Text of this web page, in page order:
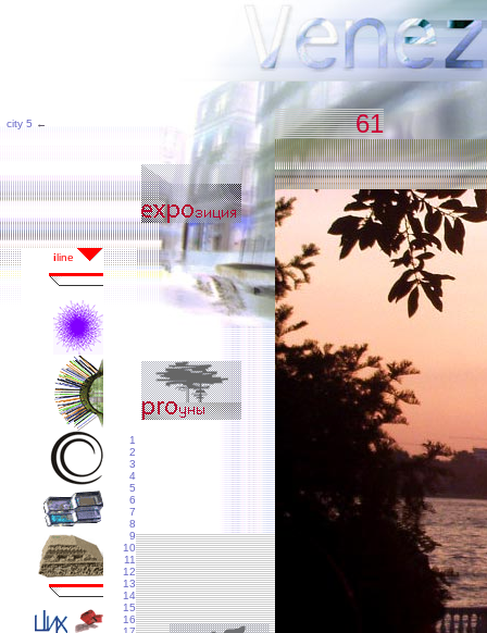
city 5 ← 61
1
2
3
4
5
6
7
8
9
10
11
12
13
14
15
16